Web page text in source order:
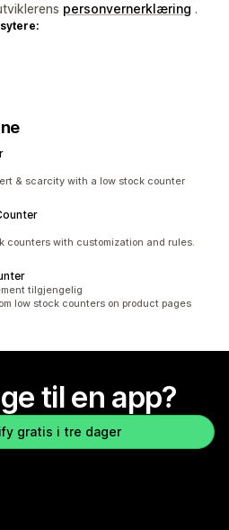
personvernerklæring .
& scarcity with a low stock counter
counters with customization and rules.
tilgjengelig
low stock counters on product pages
til en app?
gratis i tre dager